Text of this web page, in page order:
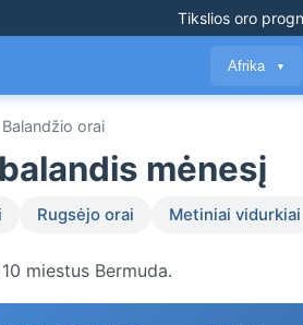
Tikslios oro
Afrika ▼
Balandžio orai
mėnesį
Rugsėjo orai Metiniai vidurkiai
miestus Bermuda.